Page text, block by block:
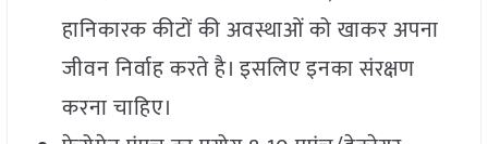
हानिकारक कीटों की अवस्थाओं को खाकर अपना
जीवन निर्वाह करते है। इसलिए इनका संरक्षण
करना चाहिए।